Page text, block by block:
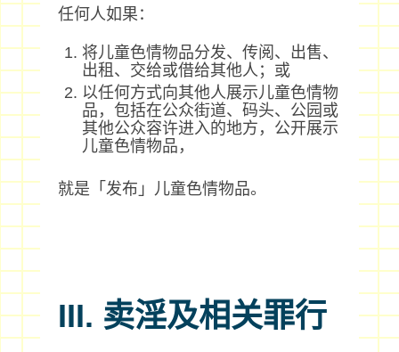
任何人如果：
将儿童色情物品分发、传阅、出售、
出租、交给或借给其他人；或
以任何方式向其他人展示儿童色情物
品，包括在公众街道、码头、公园或
其他公众容许进入的地方，公开展示
儿童色情物品，
就是「发布」儿童色情物品。
III. 卖淫及相关罪行